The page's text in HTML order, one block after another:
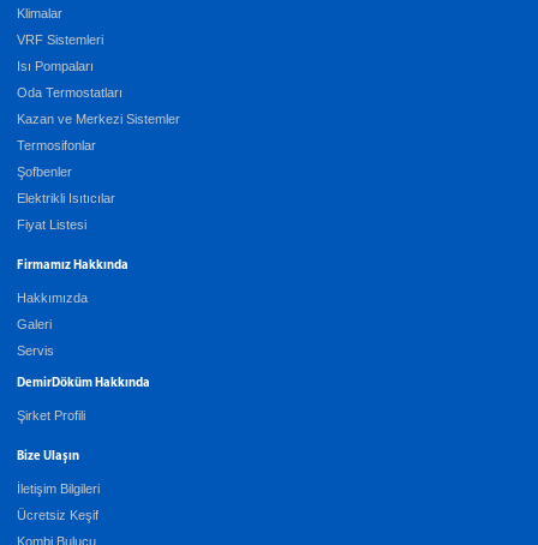
Klimalar
VRF Sistemleri
Isı Pompaları
Oda Termostatları
Kazan ve Merkezi Sistemler
Termosifonlar
Şofbenler
Elektrikli Isıtıcılar
Fiyat Listesi
Firmamız Hakkında
Hakkımızda
Galeri
Servis
DemirDöküm Hakkında
Şirket Profili
Bize Ulaşın
İletişim Bilgileri
Ücretsiz Keşif
Kombi Bulucu